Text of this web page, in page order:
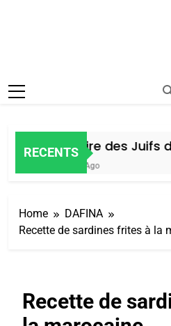
RECENTS
Histoire des Juifs
6 Jours Ago
Home
DAFINA
Recette de sardines frites à la
Recette de